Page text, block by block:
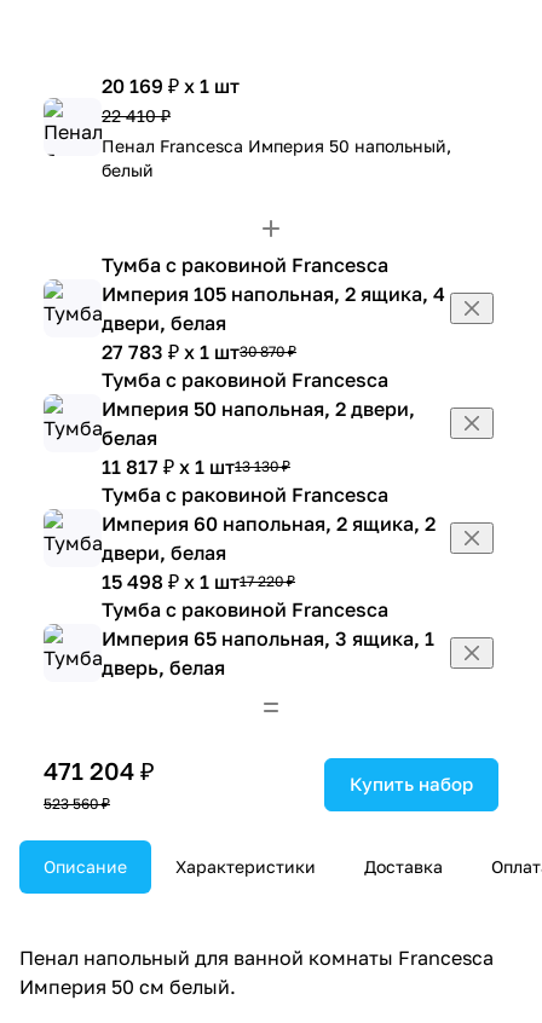
20 169 ₽ x 1 шт
22 410 ₽
Пенал Francesca Империя 50 напольный,
белый
Тумба с раковиной Francesca
Империя 105 напольная, 2 ящика, 4
двери, белая
27 783 ₽ x 1 шт30 870 ₽
Тумба с раковиной Francesca
Империя 50 напольная, 2 двери,
белая
11 817 ₽ x 1 шт13 130 ₽
Тумба с раковиной Francesca
Империя 60 напольная, 2 ящика, 2
двери, белая
15 498 ₽ x 1 шт17 220 ₽
Тумба с раковиной Francesca
Империя 65 напольная, 3 ящика, 1
дверь, белая
Империя 70 напольная, 2 двери,
белая
14 607 ₽ x 1 шт
Тумба с раковиной Francesca
Империя 70 напольная, три ящика,
белая
Тумба с раковиной Francesca
Империя 75 напольная, два ящика,
471 204 ₽
523 560 ₽
Купить набор
Описание Характеристики Доставка
Пенал напольный для ванной комнаты Francesca
Империя 50 см белый.